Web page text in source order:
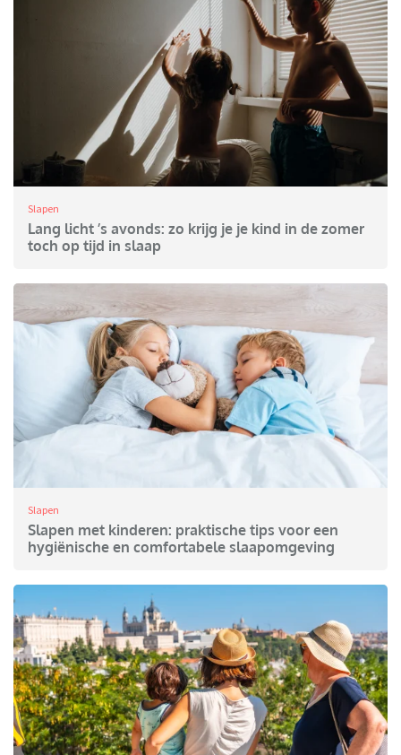
Slapen
Lang licht ’s avonds: zo krijg je je kind in de zomer
toch op tijd in slaap
Slapen
Slapen met kinderen: praktische tips voor een
hygiënische en comfortabele slaapomgeving